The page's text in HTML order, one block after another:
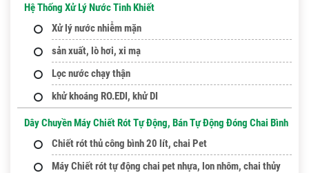
Hệ Thống Xử Lý Nước Tinh Khiết
Xử lý nước nhiễm mặn
sản xuất, lò hơi, xi mạ
Lọc nước chạy thận
khử khoáng RO.EDI, khử DI
Dây Chuyền Máy Chiết Rót Tự Động, Bán Tự Động Đóng Chai Bình
Chiết rót thủ công bình 20 lít, chai Pet
Máy Chiết rót tự động chai pet nhựa, lon nhôm, chai thủy